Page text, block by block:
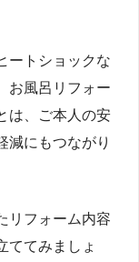
ートショックな
お風呂リフォー
は、ご本人の安
減にもつながり
リフォーム内容
ててみましょ